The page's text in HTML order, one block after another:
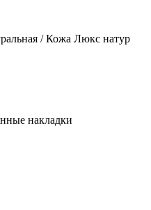
/ Кожа Люкс натур
накладки